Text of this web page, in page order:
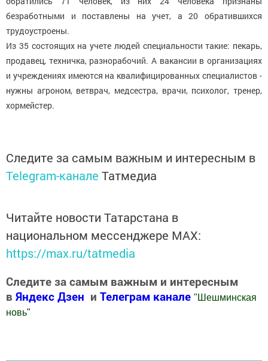
безработными и поставлены на учет, а 20 обратившихся
трудоустроены.
Из 35 состоящих на учете людей специальности такие: пекарь,
продавец, техничка, разнорабочий. А вакансии в организациях
и учреждениях имеются на квалифицированных специалистов -
нужны агроном, ветврач, медсестра, врачи, психолог, тренер,
хормейстер.
Следите за самым важным и интересным в
Telegram-канале Татмедиа
Читайте новости Татарстана в
национальном мессенджере MАХ:
https://max.ru/tatmedia
Следите за самым важным и интересным
в Яндекс Дзен и Телеграм канале "Шешминская
новь"